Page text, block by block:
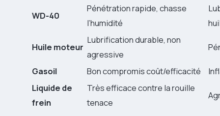
WD-40
Pénétration rapide, chasse
l’humidité
Huile moteur
Lubrification durable, non
agressive
Gasoil Bon compromis coût/efficacité
Liquide de
frein
Très efficace contre la rouille
tenace